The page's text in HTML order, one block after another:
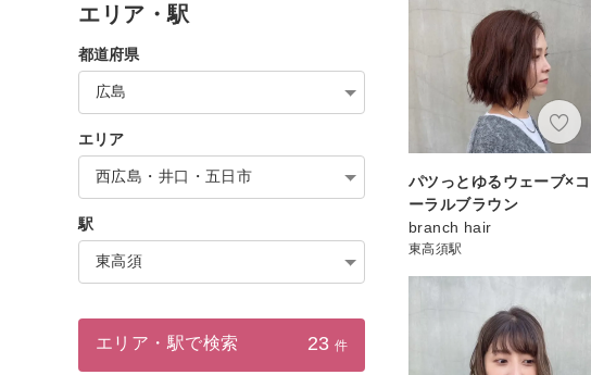
パツっとゆるウェーブ×コ
ーラルブラウン
branch hair
東高須駅
エリア・駅
都道府県
広島
エリア
西広島・井口・五日市
駅
東高須
エリア・駅で検索 23 件